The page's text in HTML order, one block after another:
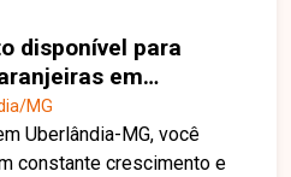
disponível para
em
MG
Uberlândia-MG, você
constante crescimento e